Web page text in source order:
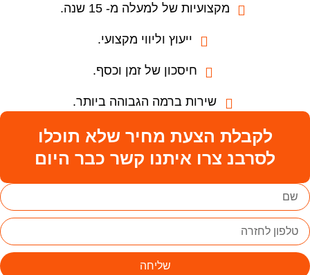
מקצועיות של למעלה מ- 15 שנה.
ייעוץ וליווי מקצועי.
חיסכון של זמן וכסף.
שירות ברמה הגבוהה ביותר.
לקבלת הצעת מחיר שלא תוכלו
לסרבנ צרו איתנו קשר כבר היום
שליחה